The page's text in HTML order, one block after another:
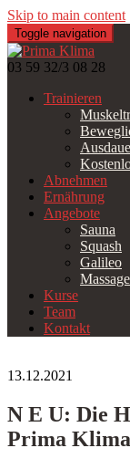
Skip to main content
Toggle navigation
03 59 32/3 08 28
Trainieren
Abnehmen
Ernährung
Angebote
Sauna
Squash
Galileo
Kurse
Team
Kontakt
13.12.2021
N E U: Die
Prima